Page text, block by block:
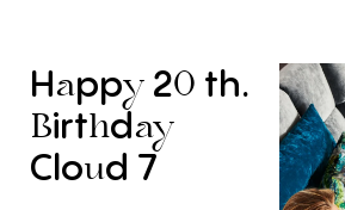
Happy 20 th.
Birthday
Cloud 7